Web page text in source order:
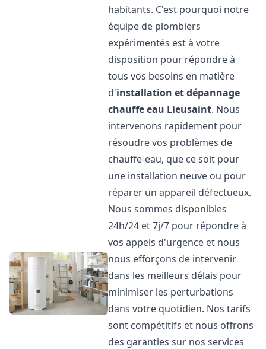
habitants. C'est pourquoi notre
équipe de plombiers
expérimentés est à votre
disposition pour répondre à
tous vos besoins en matière
d'installation et dépannage
chauffe eau Lieusaint. Nous
intervenons rapidement pour
résoudre vos problèmes de
chauffe-eau, que ce soit pour
une installation neuve ou pour
réparer un appareil défectueux.
Nous sommes disponibles
24h/24 et 7j/7 pour répondre à
vos appels d'urgence et nous
nous efforçons de intervenir
dans les meilleurs délais pour
minimiser les perturbations
dans votre quotidien. Nos tarifs
sont compétitifs et nous offrons
des garanties sur nos services